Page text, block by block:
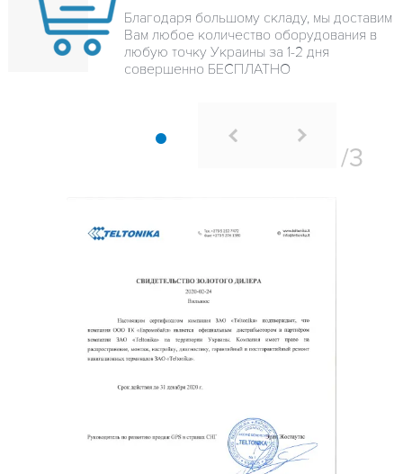
Благодаря большому складу, мы доставим
Вам любое количество оборудования в
любую точку Украины за 1-2 дня
совершенно БЕСПЛАТНО